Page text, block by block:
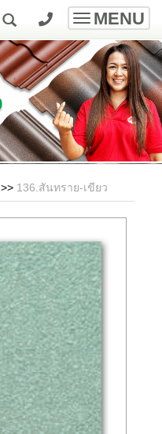
Toggle
MENU
>> 136.สันทราย-เขียว